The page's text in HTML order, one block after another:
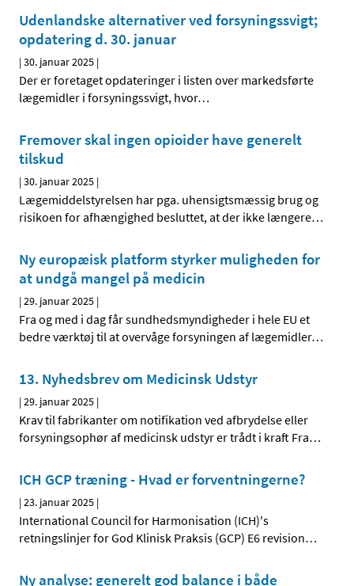
Udenlandske alternativer ved forsyningssvigt;
opdatering d. 30. januar
|30. januar 2025 |
Der er foretaget opdateringer i listen over markedsførte
lægemidler i forsyningssvigt, hvor…
Fremover skal ingen opioider have generelt
tilskud
|30. januar 2025 |
Lægemiddelstyrelsen har pga. uhensigtsmæssig brug og
risikoen for afhængighed besluttet, at der ikke længere…
Ny europæisk platform styrker muligheden for
at undgå mangel på medicin
|29. januar 2025 |
Fra og med i dag får sundhedsmyndigheder i hele EU et
bedre værktøj til at overvåge forsyningen af lægemidler…
13. Nyhedsbrev om Medicinsk Udstyr
|29. januar 2025 |
Krav til fabrikanter om notifikation ved afbrydelse eller
forsyningsophør af medicinsk udstyr er trådt i kraft Fra…
ICH GCP træning - Hvad er forventningerne?
|23. januar 2025 |
International Council for Harmonisation (ICH)'s
retningslinjer for God Klinisk Praksis (GCP) E6 revision…
Ny analyse: generelt god balance i både